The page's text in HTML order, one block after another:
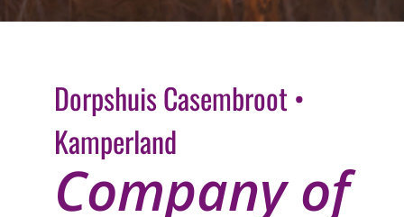
Dorpshuis Casembroot •
Kamperland
Company of